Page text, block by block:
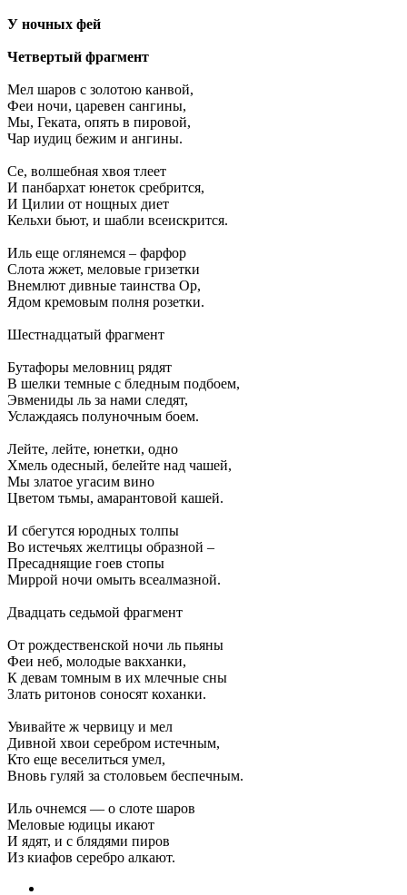
У ночных фей
Четвертый фрагмент
Мел шаров с золотою канвой,
Феи ночи, царевен сангины,
Мы, Геката, опять в пировой,
Чар иудиц бежим и ангины.
Се, волшебная хвоя тлеет
И панбархат юнеток сребрится,
И Цилии от нощных диет
Кельхи бьют, и шабли всеискрится.
Иль еще оглянемся – фарфор
Слота жжет, меловые гризетки
Внемлют дивные таинства Ор,
Ядом кремовым полня розетки.
Шестнадцатый фрагмент
Бутафоры меловниц рядят
В шелки темные с бледным подбоем,
Эвмениды ль за нами следят,
Услаждаясь полуночным боем.
Лейте, лейте, юнетки, одно
Хмель одесный, белейте над чашей,
Мы златое угасим вино
Цветом тьмы, амарантовой кашей.
И сбегутся юродных толпы
Во истечьях желтицы образной –
Пресаднящие гоев стопы
Миррой ночи омыть всеалмазной.
Двадцать седьмой фрагмент
От рождественской ночи ль пьяны
Феи неб, молодые вакханки,
К девам томным в их млечные сны
Злать ритонов соносят коханки.
Увивайте ж червицу и мел
Дивной хвои серебром истечным,
Кто еще веселиться умел,
Вновь гуляй за столовьем беспечным.
Иль очнемся — о слоте шаров
Меловые юдицы икают
И ядят, и с блядями пиров
Из киафов серебро алкают.